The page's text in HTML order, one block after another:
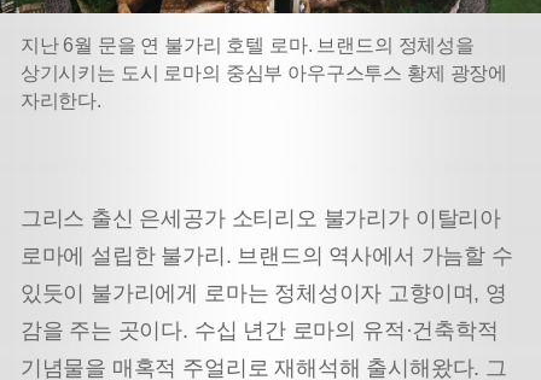
지난 6월 문을 연 불가리 호텔 로마. 브랜드의 정체성을
상기시키는 도시 로마의 중심부 아우구스투스 황제 광장에
자리한다.
그리스 출신 은세공가 소티리오 불가리가 이탈리아
로마에 설립한 불가리. 브랜드의 역사에서 가늠할 수
있듯이 불가리에게 로마는 정체성이자 고향이며, 영
감을 주는 곳이다. 수십 년간 로마의 유적·건축학적
기념물을 매혹적 주얼리로 재해석해 출시해왔다. 그